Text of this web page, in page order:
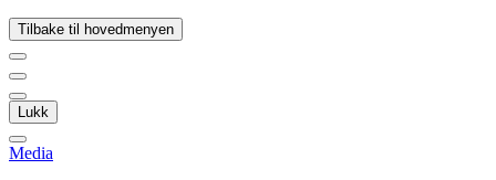
Tilbake til hovedmenyen
Lukk
Media